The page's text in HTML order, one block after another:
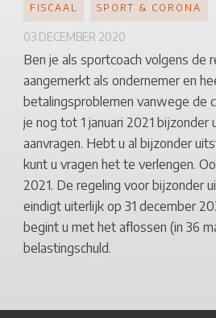
Ben je als sportcoach volgens de
aangemerkt als ondernemer en
betalingsproblemen vanwege de
je nog tot 1 januari 2021 bijzonder
aanvragen. Hebt u al bijzonder
kunt u vragen het te verlengen.
2021. De regeling voor bijzonder
eindigt uiterlijk op 31 december
begint u met het aflossen (in 36
belastingschuld.
FISCAAL SPORT & CORONA
03 DECEMBER 2020